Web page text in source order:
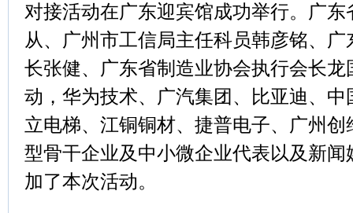
对接活动在广东迎宾馆成功举行。广
从、广州市工信局主任科员韩彦铭、
长张健、广东省制造业协会执行会长
动，华为技术、广汽集团、比亚迪、
立电梯、江铜铜材、捷普电子、广州
型骨干企业及中小微企业代表以及新
加了本次活动。